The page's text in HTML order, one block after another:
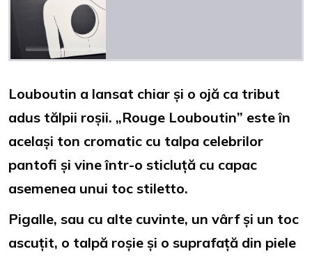
Louboutin a lansat chiar și o ojă ca tribut
adus tălpii roșii. „Rouge Louboutin” este în
același ton cromatic cu talpa celebrilor
pantofi și vine într-o sticluță cu capac
asemenea unui toc stiletto.
Pigalle, sau cu alte cuvinte, un vârf și un toc
ascuțit, o talpă roșie și o suprafață din piele